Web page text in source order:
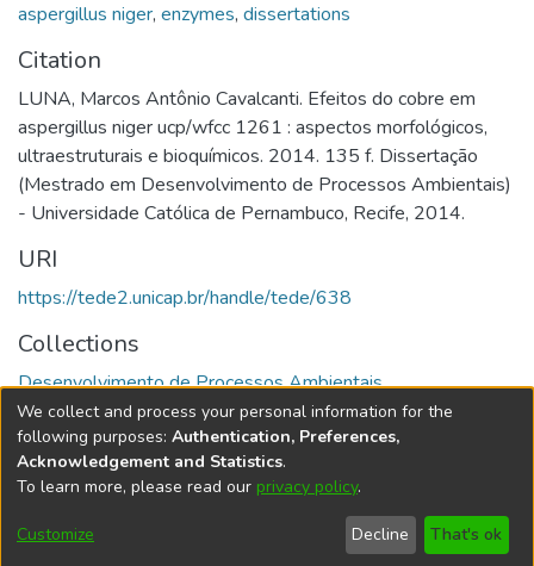
aspergillus niger, enzymes, dissertations
Citation
LUNA, Marcos Antônio Cavalcanti. Efeitos do cobre em
aspergillus niger ucp/wfcc 1261 : aspectos morfológicos,
ultraestruturais e bioquímicos. 2014. 135 f. Dissertação
(Mestrado em Desenvolvimento de Processos Ambientais)
- Universidade Católica de Pernambuco, Recife, 2014.
URI
https://tede2.unicap.br/handle/tede/638
Collections
Desenvolvimento de Processos Ambientais
Full item page
DSpace softwarecopyright © 2002-2026
Cookie
End User
Agreement
Send
Feedback
We collect and process your personal information for the
following purposes: Authentication, Preferences,
Acknowledgement and Statistics.
To learn more, please read our privacy policy.
Customize Decline That's ok